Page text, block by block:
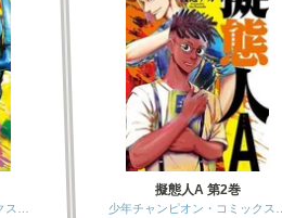
ス…
擬態人A 第2巻
少年チャンピオン・コミックス…